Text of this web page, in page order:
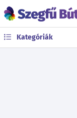
Kategóriák